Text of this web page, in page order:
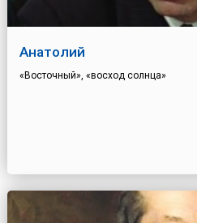
Анатолий
«Восточный», «восход солнца»